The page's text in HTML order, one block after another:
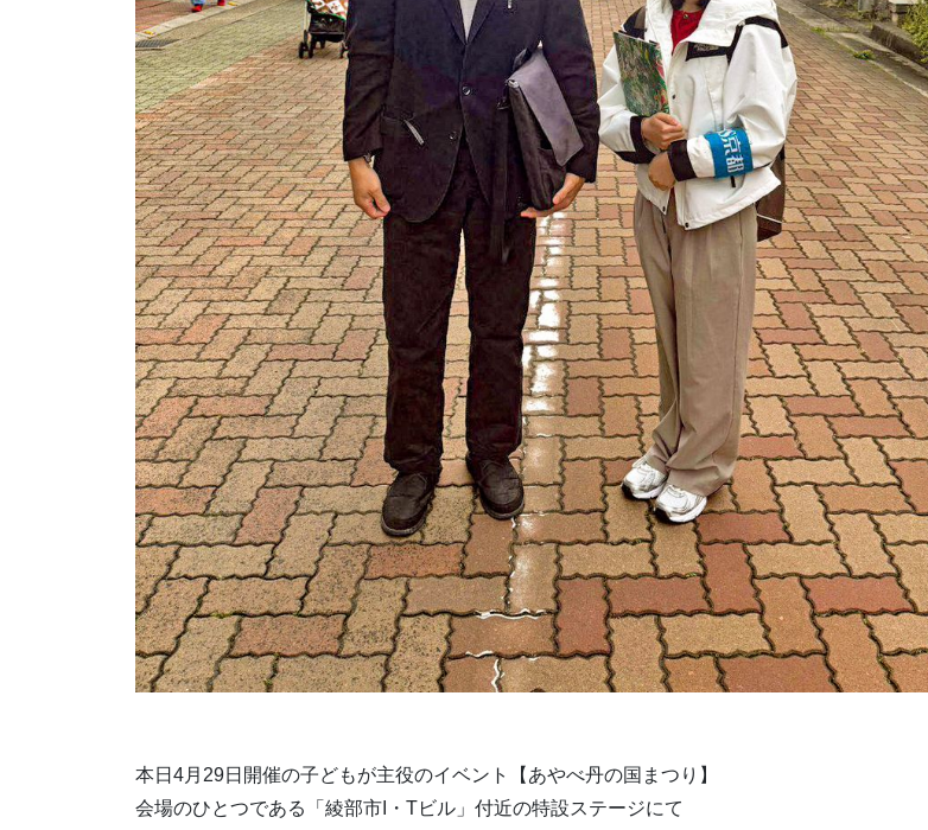
本日4月29日開催の子どもが主役のイベント【あやべ丹の国まつり】
会場のひとつである「綾部市I・Tビル」付近の特設ステージにて